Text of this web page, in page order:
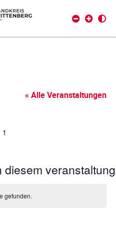
« Alle Veranstaltungen
diesem
gefunden.